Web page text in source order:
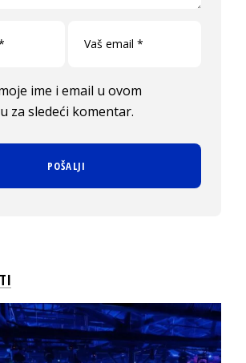
ime i email u ovom
za sledeći komentar.